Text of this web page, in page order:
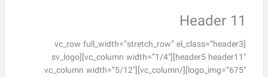
Header 11
[vc_row full_width=”stretch_row” el_class=”header3
header5 header11″][vc_column width=”1/4″][sv_logo
logo_img=”675″][/vc_column][vc_column width=”5/12″